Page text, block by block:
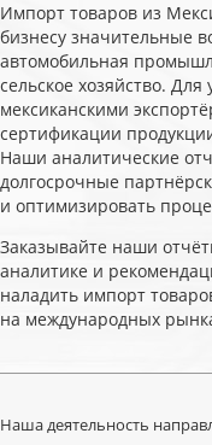
Импорт товаров из
бизнесу значительные
автомобильная
сельское хозяйство.
мексиканскими
сертификации
Наши аналитические
долгосрочные
и оптимизировать
Заказывайте наши
аналитике и
наладить импорт
на международных
Наша деятельность